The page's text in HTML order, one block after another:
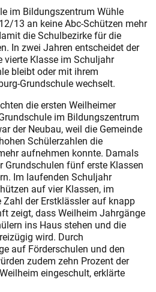
im Bildungszentrum Wühle
13 an keine Abc-Schützen mehr
die Schulbezirke für die
In zwei Jahren entscheidet der
vierte Klasse im Schuljahr
bleibt oder mit ihrem
Grundschule wechselt.
die ersten Weilheimer
im Bildungszentrum
der Neubau, weil die Gemeinde
Schülerzahlen die
aufnehmen konnte. Damals
Grundschulen fünf erste Klassen
Im laufenden Schuljahr
auf vier Klassen, im
der Erstklässler auf knapp
zeigt, dass Weilheim Jahrgänge
ins Haus stehen und die
wird. Durch
auf Förderschulen und den
zudem zehn Prozent der
eingeschult, erklärte